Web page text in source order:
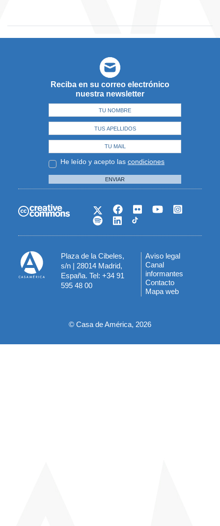
Reciba en su correo electrónico
nuestra newsletter
He leído y acepto las condiciones
ENVIAR
Plaza de la Cibeles,
s/n | 28014 Madrid,
España. Tel: +34 91
595 48 00
Menú
del
pie
Aviso legal
Canal
informantes
Contacto
Mapa web
© Casa de América, 2026